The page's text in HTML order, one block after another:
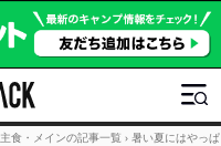
主食・メインの記事一覧 › 暑い夏にはやっ